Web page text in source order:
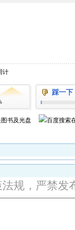
计
踩一下
书及光盘
规，严禁发